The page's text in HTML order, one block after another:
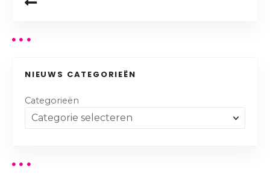
NIEUWS CATEGORIEËN
Categorieën